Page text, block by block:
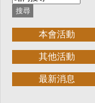
本會活動
其他活動
最新消息